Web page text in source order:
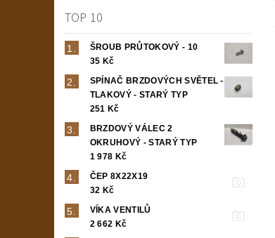
TOP 10
ŠROUB PRŮTOKOVÝ - 10
35 Kč
SPÍNAČ BRZDOVÝCH SVĚTEL -
TLAKOVÝ - STARÝ TYP
251 Kč
BRZDOVÝ VÁLEC 2
OKRUHOVÝ - STARÝ TYP
1 978 Kč
ČEP 8X22X19
32 Kč
VÍKA VENTILŮ
2 662 Kč